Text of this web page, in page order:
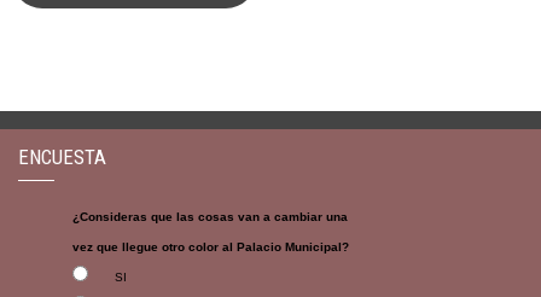
ENCUESTA
¿Consideras que las cosas van a cambiar una
vez que llegue otro color al Palacio Municipal?
SI